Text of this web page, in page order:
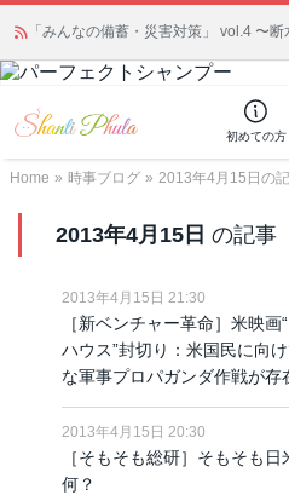
「みんなの備蓄・災害対策」 vol.4 〜
初めての方
Home » 時事ブログ » 2013年4月15日の
2013年4月15日 の記事
2013年4月15日 21:30
［新ベンチャー革命］米映
ハウス”封切り：米国民に向
な軍事プロパガンダ作戦が存
2013年4月15日 20:30
［そもそも総研］そもそも
何？